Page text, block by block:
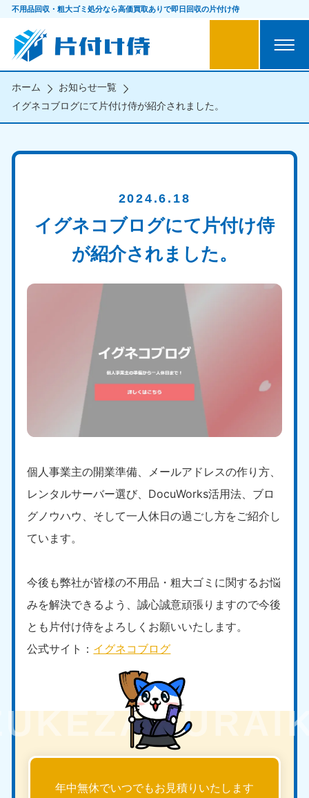
不用品回収・粗大ゴミ処分なら高価買取ありで即日回収の片付け侍
ホーム
お知らせ一覧
イグネコブログにて片付け侍が紹介されました。
2024.6.18
イグネコブログにて片付け侍
が紹介されました。
個人事業主の開業準備、メールアドレスの作り方、
レンタルサーバー選び、DocuWorks活用法、ブロ
グノウハウ、そして一人休日の過ごし方をご紹介し
ています。
今後も弊社が皆様の不用品・粗大ゴミに関するお悩
みを解決できるよう、誠心誠意頑張りますので今後
とも片付け侍をよろしくお願いいたします。
公式サイト： イグネコブログ
年中無休でいつでもお見積りいたします